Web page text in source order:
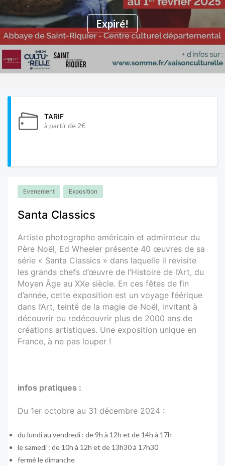
Expiré!
TARIF
à partir de 2€
Evenement Exposition
Santa Classics
Artiste photographe américain et admirateur du
Père Noël, Ed Wheeler présente 40 œuvres de sa
série « Santa Classics » dans laquelle il revisite
les grands chefs d’œuvre de l’Histoire de l’Art, du
Moyen Âge au XXe siècle. En ces fêtes de fin
d’année, cette exposition est un voyage féérique
dans l’Art, teinté de la magie de Noël, invitant à
découvrir ou redécouvrir plus de 2000 ans de
créations artistiques. Une exposition unique en
France, à ne pas louper !
infos pratiques :
Du 1er octobre au 31 décembre 2024 :
du lundi au vendredi : de 9h à 12h et de 14h à 17h
le samedi : de 10h à 12h et de 13h30 à 17h30
fermé le dimanche